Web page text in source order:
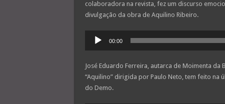
colaboradora na revista, fez um discurso
divulgação da obra de Aquilino Ribeiro.
Reprodutor
00:00
José Eduardo Ferreira, autarca de Moimenta
“Aquilino” dirigida por Paulo Neto, tem feito na
do Demo.